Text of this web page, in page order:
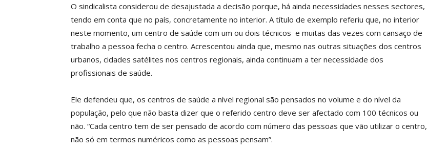
O sindicalista considerou de desajustada a decisão porque, há ainda necessidades nesses sectores,
tendo em conta que no país, concretamente no interior. A título de exemplo referiu que, no interior
neste momento, um centro de saúde com um ou dois técnicos e muitas das vezes com cansaço de
trabalho a pessoa fecha o centro. Acrescentou ainda que, mesmo nas outras situações dos centros
urbanos, cidades satélites nos centros regionais, ainda continuam a ter necessidade dos
profissionais de saúde.
Ele defendeu que, os centros de saúde a nível regional são pensados no volume e do nível da
população, pelo que não basta dizer que o referido centro deve ser afectado com 100 técnicos ou
não. “Cada centro tem de ser pensado de acordo com número das pessoas que vão utilizar o centro,
não só em termos numéricos como as pessoas pensam”.